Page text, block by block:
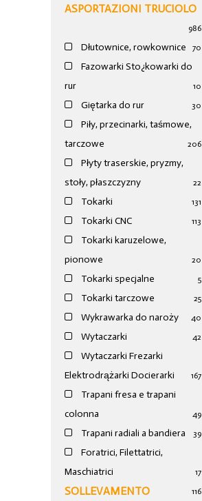
ASPORTAZIONI TRUCIOLO
986
Dłutownice, rowkownice 70
Fazowarki Sto¿kowarki do
rur
10
Giętarka do rur 30
Piły, przecinarki, taśmowe,
tarczowe
206
Płyty traserskie, pryzmy,
stoły, płaszczyzny
22
Tokarki 131
Tokarki CNC 113
Tokarki karuzelowe,
pionowe
20
Tokarki specjalne 5
Tokarki tarczowe 25
Wykrawarka do naroży 40
Wytaczarki 42
Wytaczarki Frezarki
Elektrodrążarki Docierarki
167
Trapani fresa e trapani
colonna
49
Trapani radiali a bandiera 39
Foratrici, Filettatrici,
Maschiatrici
17
SOLLEVAMENTO 116